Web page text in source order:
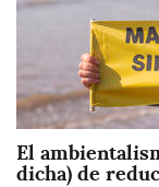
El
dicha) de